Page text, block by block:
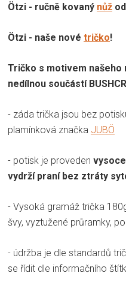
Ötzi - ručně kovaný nůž
Ötzi - naše nové tričko!
Tričko s motivem
nedílnou součástí
- záda trička jsou bez
plamínková značka JUBÖ
- potisk je proveden
vydrží praní bez ztráty
- Vysoká gramáž trička
švy, vyztužené průramky,
- údržba je dle standardů
se řídit dle informačního